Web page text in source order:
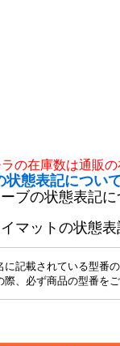
の在庫数は通販の
状態表記につい
ブの状態表記
マットの状態
記載されている型番
際、必ず商品の型番を